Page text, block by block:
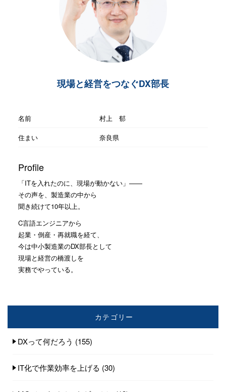
現場と経営をつなぐDX部長
名前
村上 郁
住まい
奈良県
Profile
「ITを入れたのに、現場が動かない」——
その声を、製造業の中から
聞き続けて10年以上。
C言語エンジニアから
起業・倒産・再就職を経て、
今は中小製造業のDX部長として
現場と経営の橋渡しを
実務でやっている。
カテゴリー
DXって何だろう (155)
IT化で作業効率を上げる (30)